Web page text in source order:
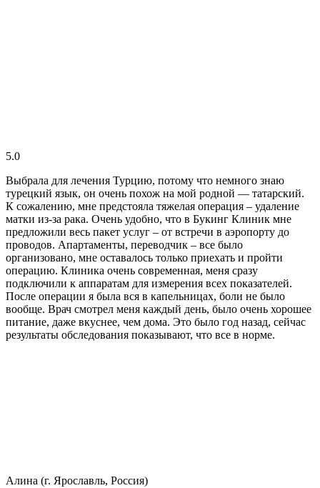
5.0
Выбрала для лечения Турцию, потому что немного знаю
турецкий язык, он очень похож на мой родной — татарский.
К сожалению, мне предстояла тяжелая операция – удаление
матки из-за рака. Очень удобно, что в Букинг Клиник мне
предложили весь пакет услуг – от встречи в аэропорту до
проводов. Апартаменты, переводчик – все было
организовано, мне оставалось только приехать и пройти
операцию. Клиника очень современная, меня сразу
подключили к аппаратам для измерения всех показателей.
После операции я была вся в капельницах, боли не было
вообще. Врач смотрел меня каждый день, было очень хорошее
питание, даже вкуснее, чем дома. Это было год назад, сейчас
результаты обследования показывают, что все в норме.
Алина (г. Ярославль, Россия)